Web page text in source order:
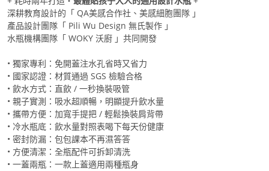
深耕教育設計的「 QA美感合作社、美感細胞團隊 」
產品設計團隊「 Pili Wu Design 無氏製作 」
水瓶機構團隊「 WOKY 沃廚 」共同開發
• 獨家專利：免開蓋注水孔省時又省力
• 國家認證：材質通過 SGS 檢驗合格
• 飲水方式：直飲 / 一秒換裝吸管
• 親子實測：吸水超順暢，明顯提升飲水量
• 攜帶方便：加寬手提把 / 輕鬆換裝肩背帶
• 冷水瓶底：飲水量對照表喝下每天份健康
• 密封防漏：包包課本不再濕答答
• 方便清潔：全瓶配件可拆卸清洗
• 一蓋兩瓶：一款上蓋適用兩種瓶身